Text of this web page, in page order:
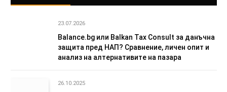
23.07.2026
Balance.bg или Balkan Tax Consult за данъчна
защита пред НАП? Сравнение, личен опит и
анализ на алтернативите на пазара
26.10.2025